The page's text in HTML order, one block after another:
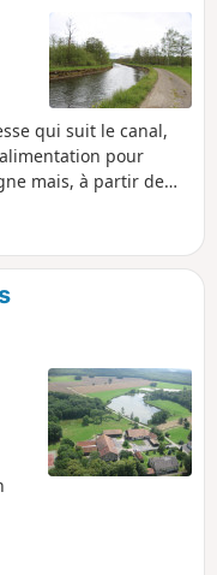
qui suit le canal,
pour
mais, à partir de